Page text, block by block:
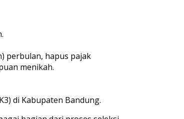
perbulan, hapus pajak
menikah.
di Kabupaten Bandung.